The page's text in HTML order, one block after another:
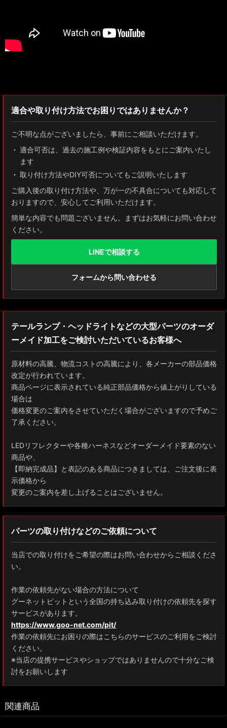
適合や取り付け方法でお困りではありませんか？
ご不明な点がございましたら、事前にご相談いただけます。
適合可否は、過去の施工例や検証内容をもとにご案内いたし
ます
取り付け方法やDIY可否についてもご説明いたします
ご購入後の取り付け方法や、万が一の不具合についても対応して
おりますので、安心してご利用いただけます。
簡単な内容でも問題ございません。まずはお気軽にお問い合わせ
ください。
LINEで相談する
フォームから問い合わせる
テールランプ・ヘッドライトなどの大型パーツのオーダ
ーメイド加工をご検討いただいているお客様へ
原材料の高騰、物流コストの高騰により、各メーカーの部品価格
改定が行われています。
商品ページに表示されている純正部品価格から値上がりしている
場合は
価格変更のご案内をさせていただく場合がございますので予めご
了承ください。
LEDリフレクターや各種ハーネスなどオーダーメイド要素のない
商品や、
【即納完成品】と表記のある商品につきましては、ご注文後に表
示価格から
変更のご案内を差し上げることはございません。
パーツの取り付けなどのご依頼について
当店での取り付けをご希望の際はお問い合わせからご相談くださ
い。
作業の依頼先がない場合の方法について
グーネットピットという全国の持ち込み取り付けの依頼先を探す
サービスがあります。
https://www.goo-net.com/pit/
作業の依頼先にお困りの際はこちらのサービスのご利用をご検討
ください。
※当店の提携サービスやショップではありませんので十分なご検
討をお願いします
関連商品